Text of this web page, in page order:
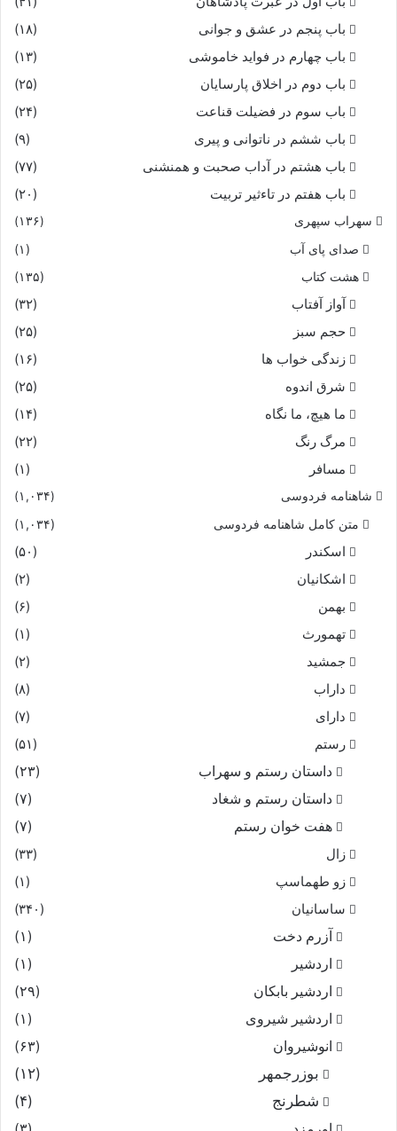
باب پنجم در عشق و جوانى
(۱۸)
باب چهارم در فواید خاموشى
(۱۳)
باب دوم در اخلاق پارسایان
(۲۵)
باب سوم در فضیلت قناعت
(۲۴)
باب ششم در ناتوانى و پیرى
(۹)
باب هشتم در آداب صحبت و همنشنى
(۷۷)
باب هفتم در تاءثیر تربیت
(۲۰)
سهراب سپهری (۱۳۶)
صدای پای آب
(۱)
هشت کتاب
(۱۳۵)
آواز آفتاب
(۳۲)
حجم سبز
(۲۵)
زندگی خواب ها
(۱۶)
شرق اندوه
(۲۵)
ما هیچ، ما نگاه
(۱۴)
مرگ رنگ
(۲۲)
مسافر
(۱)
شاهنامه فردوسی (۱,۰۳۴)
متن کامل شاهنامه فردوسی (۱,۰۳۴)
اسکندر
(۵۰)
اشکانیان
(۲)
بهمن
(۶)
تهمورث
(۱)
جمشید
(۲)
داراب
(۸)
دارای
(۷)
رستم
(۵۱)
داستان رستم و سهراب
(۲۳)
داستان رستم و شغاد
(۷)
هفت خوان رستم‏
(۷)
زال
(۳۳)
زو طهماسپ‏
(۱)
ساسانیان
(۳۴۰)
آزرم دخت
(۱)
اردشیر
(۱)
اردشیر بابکان
(۲۹)
اردشیر شیروی
(۱)
انوشیروان
(۶۳)
بوزرجمهر
(۱۲)
شطرنج
(۴)